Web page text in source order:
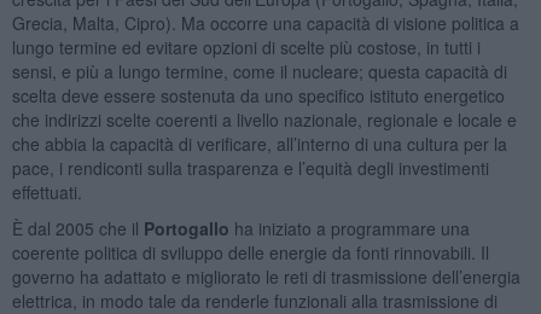
Grecia, Malta, Cipro). Ma occorre una capacità di visione politica a
lungo termine ed evitare opzioni di scelte più costose, in tutti i
sensi, e più a lungo termine, come il nucleare; questa capacità di
scelta deve essere sostenuta da uno specifico istituto energetico
che indirizzi scelte coerenti a livello nazionale, regionale e locale e
che abbia la capacità di verificare, all’interno di una cultura per la
pace, i rendiconti sulla trasparenza e l’equità degli investimenti
effettuati.
È dal 2005 che il Portogallo ha iniziato a programmare una
coerente politica di sviluppo delle energie da fonti rinnovabili. Il
governo ha adattato e migliorato le reti di trasmissione dell’energia
elettrica, in modo tale da renderle funzionali alla trasmissione di